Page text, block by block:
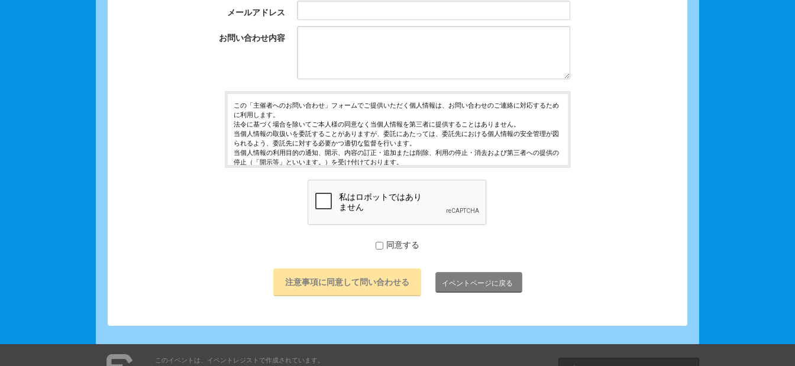
メールアドレス
お問い合わせ内容
この「主催者へのお問い合わせ」フォームでご提供いただく個人情報は、お問い合わせのご連絡に対応するため
に利用します。
法令に基づく場合を除いてご本人様の同意なく当個人情報を第三者に提供することはありません。
当個人情報の取扱いを委託することがありますが、委託にあたっては、委託先における個人情報の安全管理が図
られるよう、委託先に対する必要かつ適切な監督を行います。
当個人情報の利用目的の通知、開示、内容の訂正・追加または削除、利用の停止・消去および第三者への提供の
停止（「開示等」といいます。）を受け付けております。
ご入力頂く情報の提供は任意となっております。ただし、正確な情報をご提供いただけない場合には、お問合せ
当ホームページではご利用状況の統計調査のためクッキー等を用いておりますが、これによる個人情報の取得、
東京都渋谷区千駄ヶ谷1－21－6 E-Mail：contact@eventregist.com
E-Mail ： contact@eventregist.com
受付時間 ： 10:00～18:00
同意する
イベントページに戻る
このイベントは、イベントレジストで作成されています。